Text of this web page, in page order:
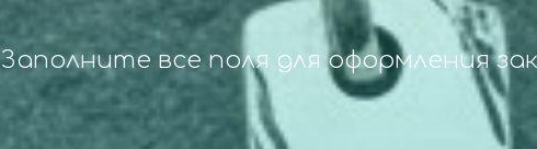
Заполните все поля для оформления